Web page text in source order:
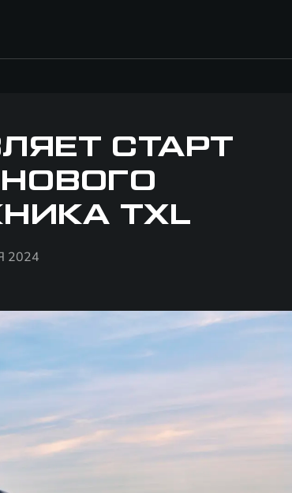
СТАРТ
TXL
2024